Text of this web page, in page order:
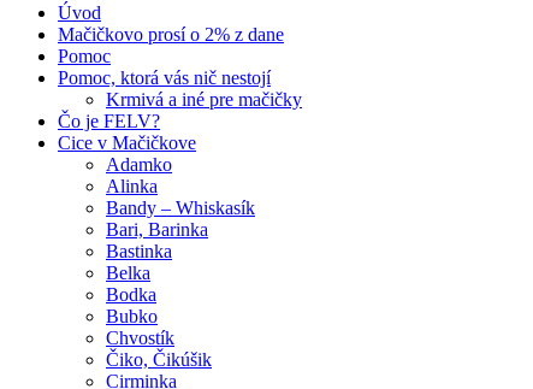
Úvod
Mačičkovo prosí o 2% z dane
Pomoc
Pomoc, ktorá vás nič nestojí
Krmivá a iné pre mačičky
Čo je FELV?
Cice v Mačičkove
Adamko
Alinka
Bandy – Whiskasík
Bari, Barinka
Bastinka
Belka
Bodka
Bubko
Chvostík
Čiko, Čikúšik
Cirminka